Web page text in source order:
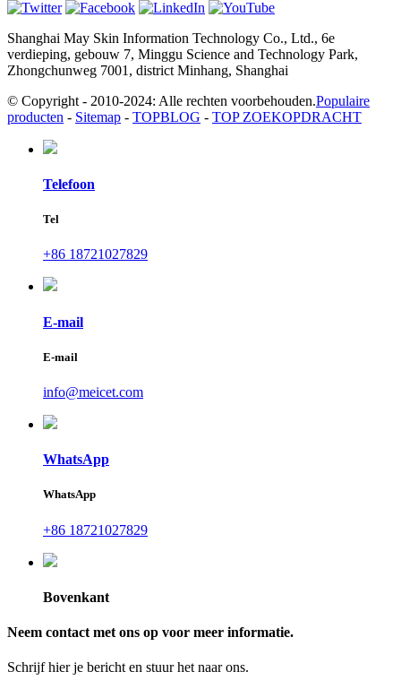
Shanghai May Skin Information Technology Co., Ltd., 6e
verdieping, gebouw 7, Minggu Science and Technology Park,
Zhongchunweg 7001, district Minhang, Shanghai
© Copyright - 2010-2024: Alle rechten voorbehouden.Populaire
producten - Sitemap - TOPBLOG - TOP ZOEKOPDRACHT
Telefoon
Tel
+86 18721027829
E-mail
E-mail
info@meicet.com
WhatsApp
WhatsApp
+86 18721027829
Bovenkant
Neem contact met ons op voor meer informatie.
Schrijf hier je bericht en stuur het naar ons.